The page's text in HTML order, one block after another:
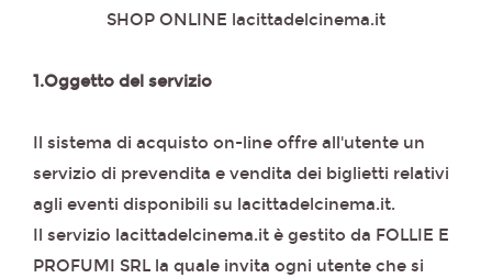
SHOP ONLINE lacittadelcinema.it
1.Oggetto del servizio
Il sistema di acquisto on-line offre all'utente un
servizio di prevendita e vendita dei biglietti relativi
agli eventi disponibili su lacittadelcinema.it.
Il servizio lacittadelcinema.it è gestito da FOLLIE E
PROFUMI SRL la quale invita ogni utente che si